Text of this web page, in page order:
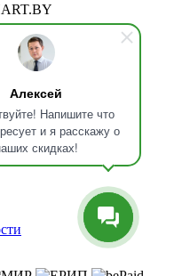
Алексей
Напишите что
и я расскажу о
скидках!